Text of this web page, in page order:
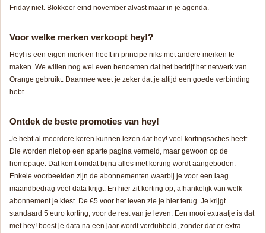
Friday niet. Blokkeer eind november alvast maar in je agenda.
Voor welke merken verkoopt hey!?
Hey! is een eigen merk en heeft in principe niks met andere merken te
maken. We willen nog wel even benoemen dat het bedrijf het netwerk van
Orange gebruikt. Daarmee weet je zeker dat je altijd een goede verbinding
hebt.
Ontdek de beste promoties van hey!
Je hebt al meerdere keren kunnen lezen dat hey! veel kortingsacties heeft.
Die worden niet op een aparte pagina vermeld, maar gewoon op de
homepage. Dat komt omdat bijna alles met korting wordt aangeboden.
Enkele voorbeelden zijn de abonnementen waarbij je voor een laag
maandbedrag veel data krijgt. En hier zit korting op, afhankelijk van welk
abonnement je kiest. De €5 voor het leven zie je hier terug. Je krijgt
standaard 5 euro korting, voor de rest van je leven. Een mooi extraatje is dat
met hey! boost je data na een jaar wordt verdubbeld, zonder dat er extra